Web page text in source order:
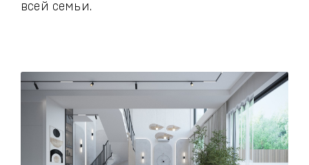
всей семьи.